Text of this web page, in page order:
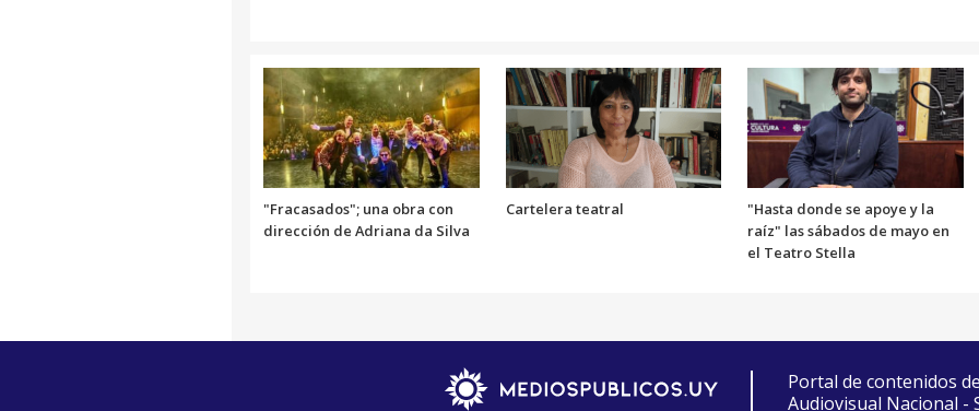
"Fracasados"; una obra con
dirección de Adriana da Silva
Cartelera teatral
"Hasta donde se apoye y la
raíz" las sábados de mayo en
el Teatro Stella
Portal de contenidos
Audiovisual Nacional -